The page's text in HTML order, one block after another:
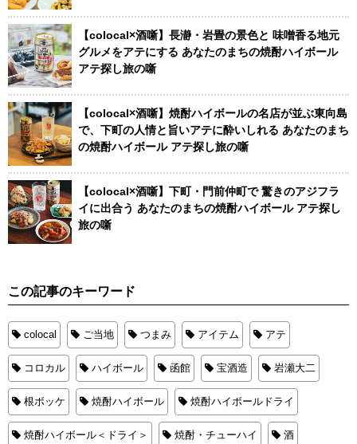
【colocal×酒噺】長瀞・岩畳の景色と 味噌香る地元
グルメをアテにする あなたのまちの焼酎ハイボール
アテ探し旅の噺
【colocal×酒噺】焼酎ハイボールの名店が並ぶ東向島
で、下町の人情と旨いアテに酔いしれる あなたのまち
の焼酎ハイボール アテ探し旅の噺
【colocal×酒噺】下町・門前仲町で 驚きのアジフラ
イに出合う あなたのまちの焼酎ハイボール アテ探し
旅の噺
この記事のキーワード
colocal ご当地 つまみ アイテム アテ
コロカル ハイボール 函館 宝酒造 岩瀬大二
根ボッケ 焼酎ハイボール 焼酎ハイボールドライ
焼酎ハイボール＜ドライ＞ 焼酎・チューハイ 酒